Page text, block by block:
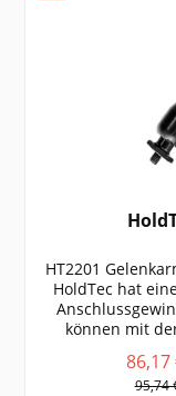
HT2201
HoldTec hat
können mit
werden.
86,17
95,74